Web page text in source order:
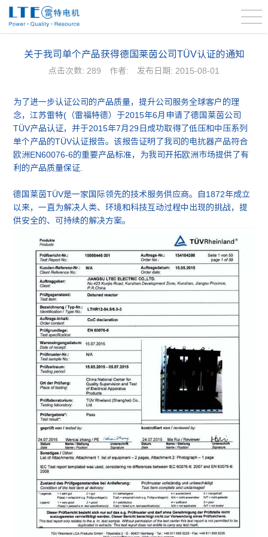
关于我司单个产品获得德国莱茵公司TÜV认证的通知
点击次数: 289 作者: 发布日期: 2015-08-01
为了进一步认证公司的产品质量，提升公司服务全球客户的理
念，江苏雷特(（雷福特德）于2015年6月申请了德国莱茵公司
TÜV产品认证，并于2015年7月29日成功取得了低压和中压系列
单个产品的TÜV认证报告。该报告证明了我司的电抗器产品符合
欧洲EN60076-6的重要产品标准，为我司开拓欧洲市场提供了有
利的产品质量保证.
德国莱茵TÜV是一家国际领先的技术服务供应商。自1872年成立
以来，一直为解决人类、环境和科技互动过程中出现的挑战，提
供安全的、可持续的解决方案。